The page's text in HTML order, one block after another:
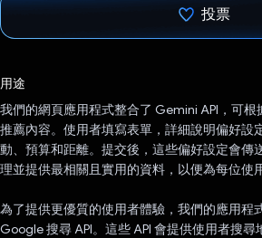
投票
用途
我們的網頁應用程式整合了 Gemini API，可
推薦內容。使用者填寫表單，詳細說明偏好設
動、預算和距離。提交後，這些偏好設定會傳
理並提供最相關且實用的資料，以便為每位使
為了提供更優質的使用者體驗，我們的應用程
Google 搜尋 API。這些 API 會提供使用者搜